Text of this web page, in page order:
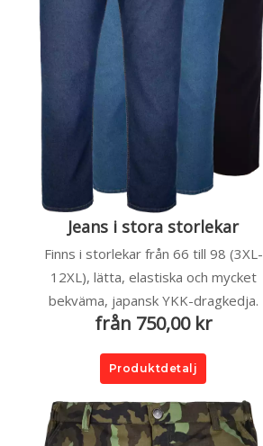
Jeans i stora storlekar
Finns i storlekar från 66 till 98 (3XL-
12XL), lätta, elastiska och mycket
bekväma, japansk YKK-dragkedja.
från 750,00 kr
Produktdetalj